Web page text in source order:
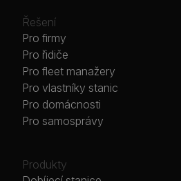
Řešení
Pro firmy
Pro řidiče
Pro fleet manažery
Pro vlastníky stanic
Pro domácnosti
Pro samosprávy
Produkty